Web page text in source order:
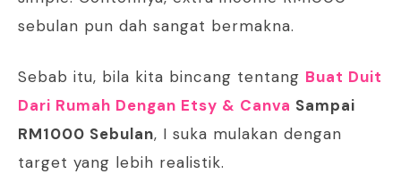
sebulan pun dah sangat bermakna.
Sebab itu, bila kita bincang tentang Buat Duit
Dari Rumah Dengan Etsy & Canva Sampai
RM1000 Sebulan, I suka mulakan dengan
target yang lebih realistik.